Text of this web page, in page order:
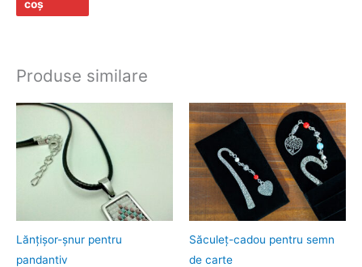
coș
Produse similare
Lănţişor-șnur pentru
pandantiv
Săculeţ-cadou pentru semn
de carte
Interval
de
prețuri:
6,00lei
până
7,00lei
Acest
produs
are
mai
multe
variații.